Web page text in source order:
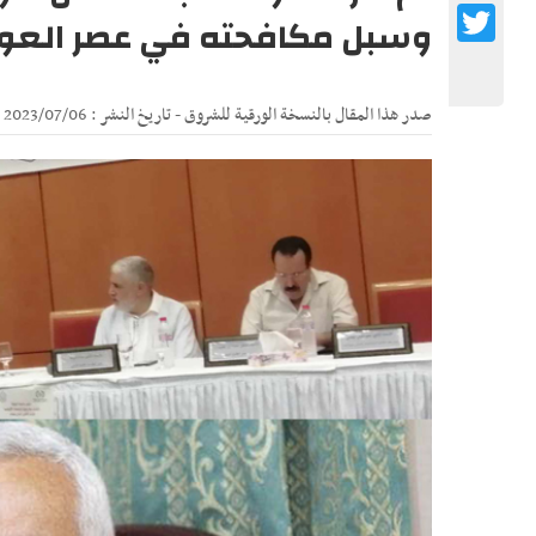
وسبل مكافحته في عصر
صدر هذا المقال بالنسخة الورقية للشروق - تاريخ النشر : 2023/07/06
Twitter